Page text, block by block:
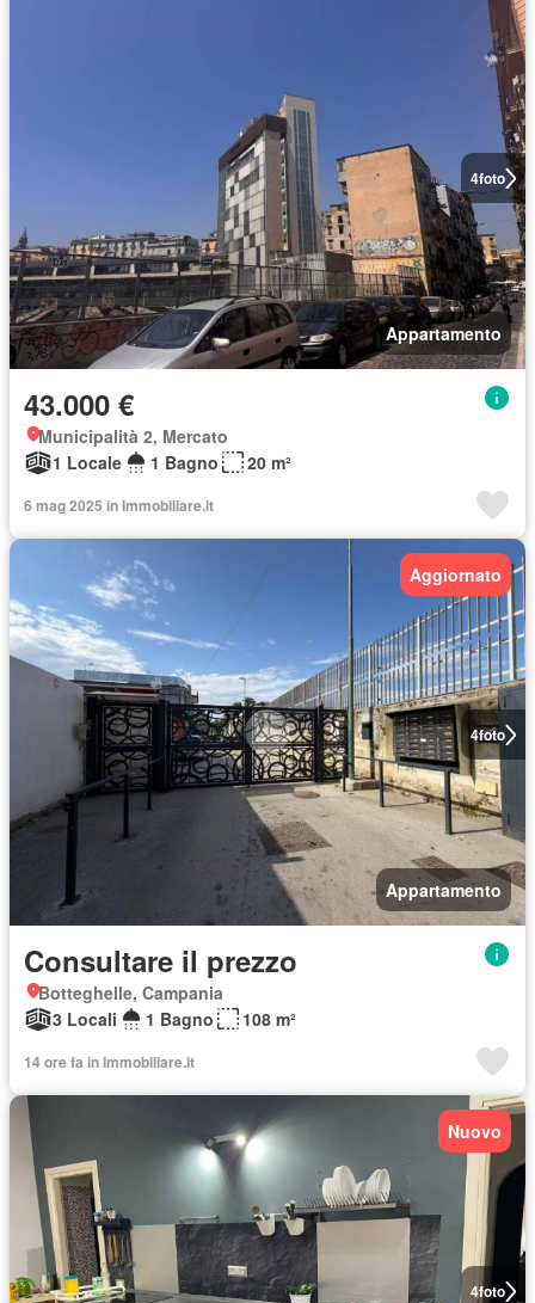
4foto
Appartamento
43.000 €
Municipalità 2, Mercato
1 Locale
1 Bagno 20 m²
6 mag 2025 in Immobiliare.it
4foto
Aggiornato
Appartamento
Consultare il prezzo
Botteghelle, Campania
3 Locali
1 Bagno 108 m²
14 ore fa in Immobiliare.it
4foto
Nuovo